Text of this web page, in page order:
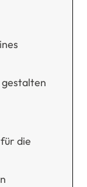
die